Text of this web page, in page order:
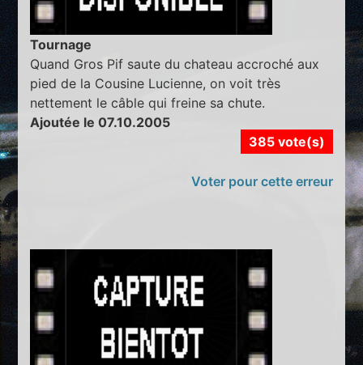
Tournage
Quand Gros Pif saute du chateau accroché aux
pied de la Cousine Lucienne, on voit très
nettement le câble qui freine sa chute.
Ajoutée le 07.10.2005
385 vote(s)
Voter pour cette erreur